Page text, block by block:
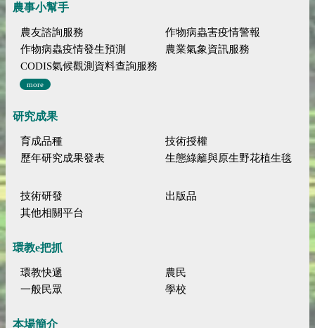
農事小幫手
農友諮詢服務
作物病蟲害疫情警報
作物病蟲疫情發生預測
農業氣象資訊服務
CODIS氣候觀測資料查詢服務
more
研究成果
育成品種
技術授權
歷年研究成果發表
生態綠籬與原生野花植生毯
技術研發
出版品
其他相關平台
環教e把抓
環教快遞
農民
一般民眾
學校
本場簡介